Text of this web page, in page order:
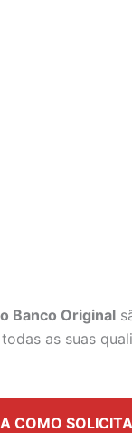
Banco Original
as suas
COMO